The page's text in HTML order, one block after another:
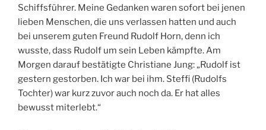
Schiffsführer. Meine Gedanken waren sofort bei jenen
lieben Menschen, die uns verlassen hatten und auch
bei unserem guten Freund Rudolf Horn, denn ich
wusste, dass Rudolf um sein Leben kämpfte. Am
Morgen darauf bestätigte Christiane Jung: „Rudolf ist
gestern gestorben. Ich war bei ihm. Steffi (Rudolfs
Tochter) war kurz zuvor auch noch da. Er hat alles
bewusst miterlebt.“